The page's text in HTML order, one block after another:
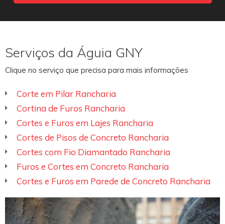
Serviços da Águia GNY
Clique no serviço que precisa para mais informações
Corte em Pilar Rancharia
Cortina de Furos Rancharia
Cortes e Furos em Lajes Rancharia
Cortes de Pisos de Concreto Rancharia
Cortes com Fio Diamantado Rancharia
Furos e Cortes em Concreto Rancharia
Cortes e Furos em Parede de Concreto Rancharia